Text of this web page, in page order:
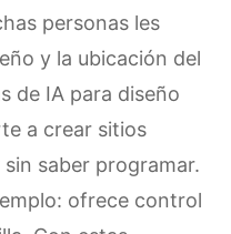
personas les
y la ubicación del
de IA para diseño
a crear sitios
saber programar.
ofrece control